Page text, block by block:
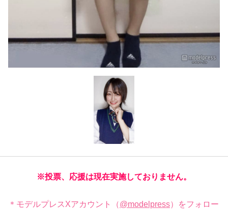
※投票、応援は現在実施しておりません。
＊モデルプレスXアカウント（@modelpress）をフォロー